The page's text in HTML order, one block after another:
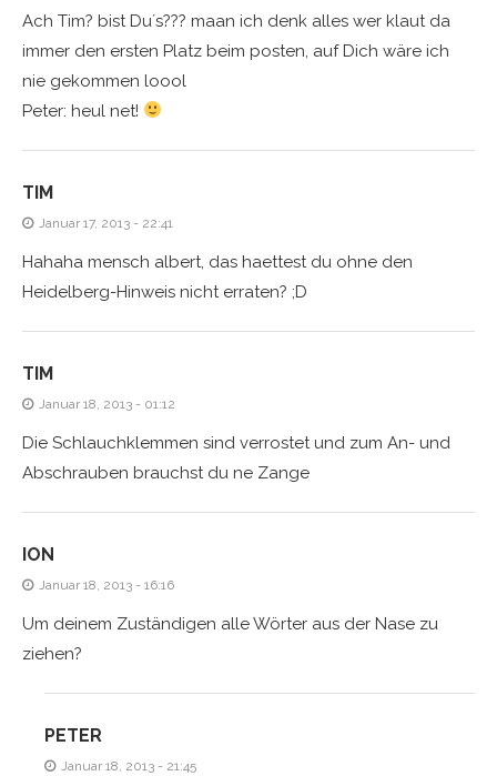
Ach Tim? bist Du´s??? maan ich denk alles wer klaut da
immer den ersten Platz beim posten, auf Dich wäre ich
nie gekommen loool
Peter: heul net!
TIM
Januar 17, 2013 - 22:41
Hahaha mensch albert, das haettest du ohne den
Heidelberg-Hinweis nicht erraten? ;D
TIM
Januar 18, 2013 - 01:12
Die Schlauchklemmen sind verrostet und zum An- und
Abschrauben brauchst du ne Zange
ION
Januar 18, 2013 - 16:16
Um deinem Zuständigen alle Wörter aus der Nase zu
ziehen?
PETER
Januar 18, 2013 - 21:45